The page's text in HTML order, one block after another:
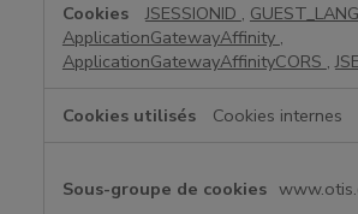
JSESSIONID ,
ApplicationGatewayAffinity ,
ApplicationGatewayAffinityCORS ,
Cookies internes